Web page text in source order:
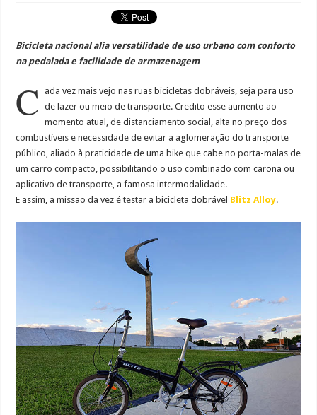
Bicicleta nacional alia versatilidade de uso urbano com conforto
na pedalada e facilidade de armazenagem
C
ada vez mais vejo nas ruas bicicletas dobráveis, seja para uso
de lazer ou meio de transporte. Credito esse aumento ao
momento atual, de distanciamento social, alta no preço dos
combustíveis e necessidade de evitar a aglomeração do transporte
público, aliado à praticidade de uma bike que cabe no porta-malas de
um carro compacto, possibilitando o uso combinado com carona ou
aplicativo de transporte, a famosa intermodalidade.
E assim, a missão da vez é testar a bicicleta dobrável Blitz Alloy.